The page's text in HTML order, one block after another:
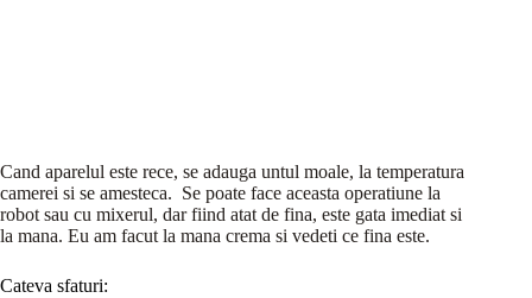
Cand aparelul este rece, se adauga untul moale, la temperatura
camerei si se amesteca. Se poate face aceasta operatiune la
robot sau cu mixerul, dar fiind atat de fina, este gata imediat si
la mana. Eu am facut la mana crema si vedeti ce fina este.
Cateva sfaturi: